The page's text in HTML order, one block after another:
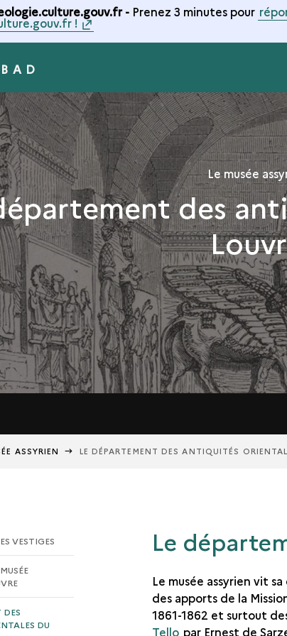
- Prenez 3 minutes pour
!
Le musée
des
ASSYRIEN LE DÉPARTEMENT DES ANTIQUITÉS
VESTIGES
DES
DU
Le
Le musée assyrien vit
des apports de la
1861-1862 et surtout
Tello par Ernest de